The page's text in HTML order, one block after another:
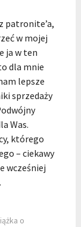
patronite’a,
w mojej
ja w ten
dla mnie
lepsze
sprzedaży
Was.
którego
– ciekawy
wcześniej
o